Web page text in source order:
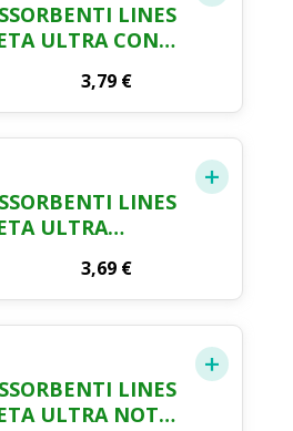
LINES
ULTRA CON
3,79 €
LINES
ULTRA
3,69 €
LINES
ULTRA NOTTE